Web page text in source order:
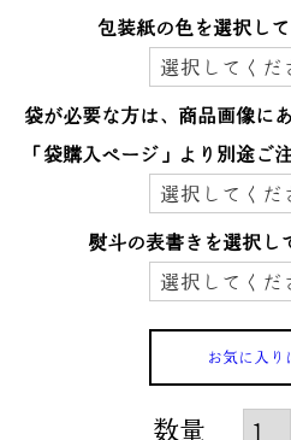
包装紙の色を選択して
袋が必要な方は、商品画像に
「袋購入ぺージ」より別途ご
熨斗の表書きを選択し
お気に入り